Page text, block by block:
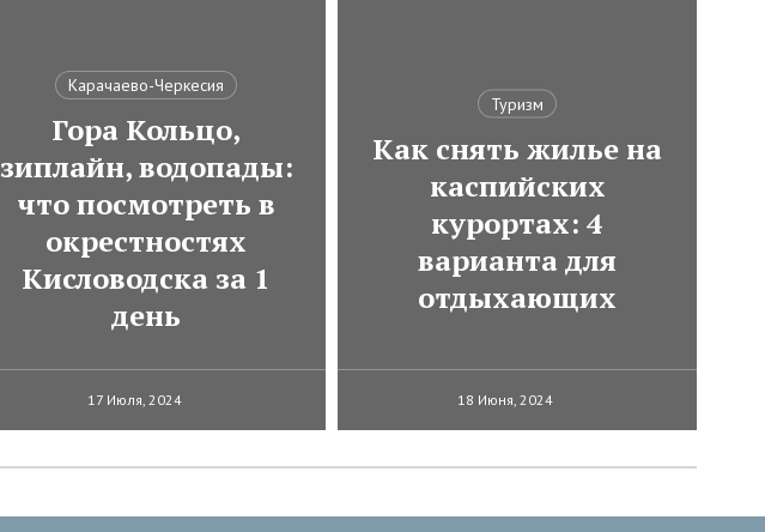
Карачаево-Черкесия
Гора Кольцо,
зиплайн, водопады:
что посмотреть в
окрестностях
Кисловодска за 1
день
17 Июля, 2024
Туризм
Как снять жилье на
каспийских
курортах: 4
варианта для
отдыхающих
18 Июня, 2024